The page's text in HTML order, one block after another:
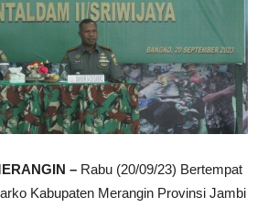
– Rabu (20/09/23) Bertempat
Kabupaten Merangin Provinsi Jambi